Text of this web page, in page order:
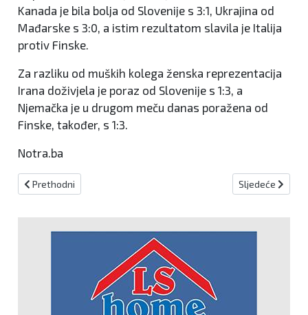
Kanada je bila bolja od Slovenije s 3:1, Ukrajina od
Mađarske s 3:0, a istim rezultatom slavila je Italija
protiv Finske.
Za razliku od muških kolega ženska reprezentacija
Irana doživjela je poraz od Slovenije s 1:3, a
Njemačka je u drugom meču danas poražena od
Finske, također, s 1:3.
Notra.ba
Prethodni članak: Odbojkaši BiH s maksimalnim učinkom
Prethodni Sljedeći
Sljedeće